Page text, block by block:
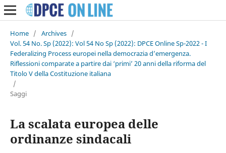
Home / Archives /
Vol. 54 No. Sp (2022): Vol 54 No Sp (2022): DPCE Online Sp-2022 - I
Federalizing Process europei nella democrazia d’emergenza.
Riflessioni comparate a partire dai ‘primi’ 20 anni della riforma del
Titolo V della Costituzione italiana
/
Saggi
La scalata europea delle
ordinanze sindacali